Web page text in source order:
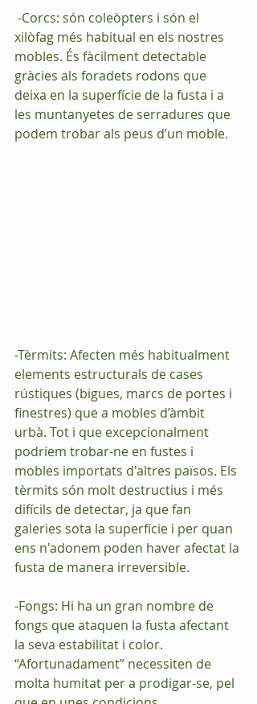
xilòfag més habitual en els nostres
mobles. És fàcilment detectable
gràcies als foradets rodons que
deixa en la superfície de la fusta i a
les muntanyetes de serradures que
podem trobar als peus d’un moble.
​​-Tèrmits: Afecten més habitualment
elements estructurals de cases
rústiques (bigues, marcs de portes i
finestres) que a mobles d’àmbit
urbà. Tot i que excepcionalment
podríem trobar-ne en fustes i
mobles importats d'altres països. Els
tèrmits són molt destructius i més
difícils de detectar, ja que fan
galeries sota la superfície i per quan
ens n'adonem poden haver afectat la
fusta de manera irreversible.
-Fongs: Hi ha un gran nombre de
fongs que ataquen la fusta afectant
la seva estabilitat i color.
“Afortunadament” necessiten de
molta humitat per a prodigar-se, pel